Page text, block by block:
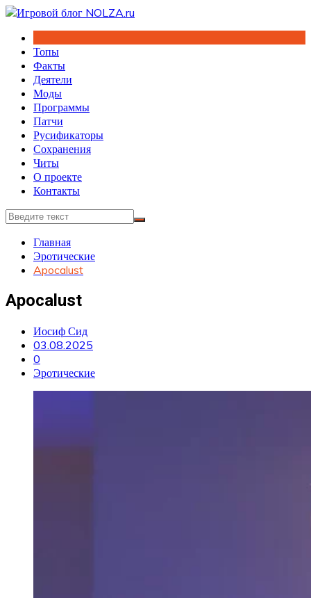
Перейти
содержимому
Топы
Факты
Деятели
Моды
Программы
Патчи
Русификаторы
Сохранения
Читы
О проекте
Контакты
Главная
Эротические
Apocalust
Apocalust
Иосиф Сид
03.08.2025
0
Эротические